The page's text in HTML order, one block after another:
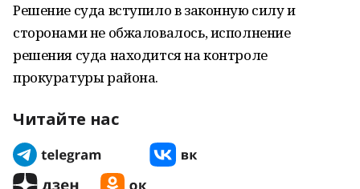
Решение суда вступило в законную силу и
сторонами не обжаловалось, исполнение
решения суда находится на контроле
прокуратуры района.
Читайте нас